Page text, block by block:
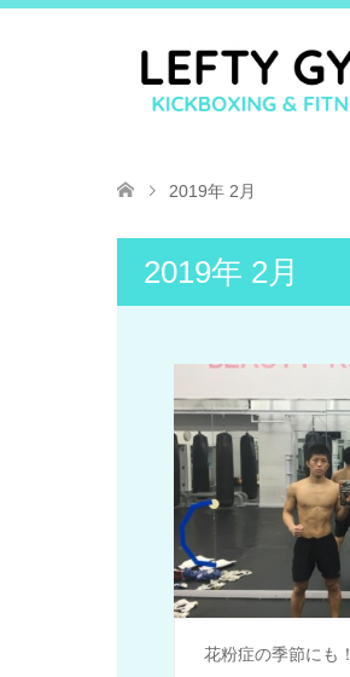
2019年 2月
2019年 2月
花粉症の季節にも！